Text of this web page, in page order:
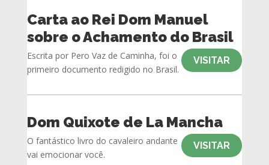
Carta ao Rei Dom Manuel
sobre o Achamento do Brasil
VISITAR
Escrita por Pero Vaz de Caminha, foi o
primeiro documento redigido no Brasil.
Dom Quixote de La Mancha
VISITAR
O fantástico livro do cavaleiro andante
vai emocionar você.